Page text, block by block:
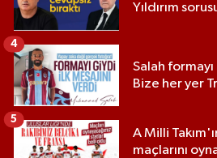
Yıldırım
Salah
Bize her yer
4
A Milli
maçlarını
5